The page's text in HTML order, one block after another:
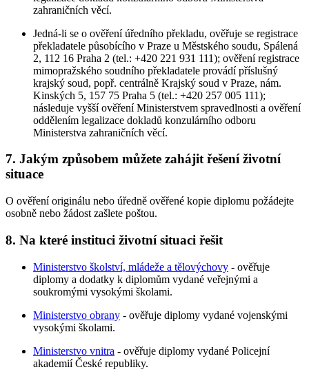
zahraničních věcí.
Jedná-li se o ověření úředního překladu, ověřuje se registrace
překladatele působícího v Praze u Městského soudu, Spálená
2, 112 16 Praha 2 (tel.: +420 221 931 111); ověření registrace
mimopražského soudního překladatele provádí příslušný
krajský soud, popř. centrálně Krajský soud v Praze, nám.
Kinských 5, 157 75 Praha 5 (tel.: +420 257 005 111);
následuje vyšší ověření Ministerstvem spravedlnosti a ověření
oddělením legalizace dokladů konzulárního odboru
Ministerstva zahraničních věcí.
7. Jakým způsobem můžete zahájit řešení životní
situace
O ověření originálu nebo úředně ověřené kopie diplomu požádejte
osobně nebo žádost zašlete poštou.
8. Na které instituci životní situaci řešit
Ministerstvo školství, mládeže a tělovýchovy - ověřuje
diplomy a dodatky k diplomům vydané veřejnými a
soukromými vysokými školami.
Ministerstvo obrany - ověřuje diplomy vydané vojenskými
vysokými školami.
Ministerstvo vnitra - ověřuje diplomy vydané Policejní
akademií České republiky.